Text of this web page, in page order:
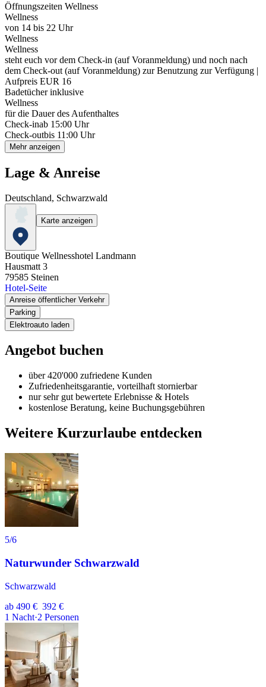
Öffnungszeiten Wellness
Wellness
von 14 bis 22 Uhr
Wellness
Wellness
steht euch vor dem Check-in (auf Voranmeldung) und noch nach
dem Check-out (auf Voranmeldung) zur Benutzung zur Verfügung |
Aufpreis EUR 16
Badetücher inklusive
Wellness
für die Dauer des Aufenthaltes
Check-inab 15:00 Uhr
Check-outbis 11:00 Uhr
Mehr anzeigen
Lage & Anreise
Deutschland, Schwarzwald
Karte anzeigen
Boutique Wellnesshotel Landmann
Hausmatt 3
79585 Steinen
Hotel-Seite
Anreise öffentlicher Verkehr
Parking
Elektroauto laden
Angebot buchen
über 420'000 zufriedene Kunden
Zufriedenheitsgarantie, vorteilhaft stornierbar
nur sehr gut bewertete Erlebnisse & Hotels
kostenlose Beratung, keine Buchungsgebühren
Weitere Kurzurlaube entdecken
5/6
Naturwunder Schwarzwald
Schwarzwald
ab 490 € 392 €
1 Nacht·2 Personen